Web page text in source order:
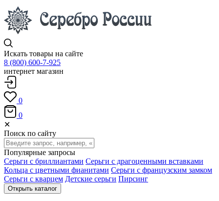
Искать товары на сайте
8 (800) 600-7-925
интернет магазин
0
0
✕
Поиск по сайту
Популярные запросы
Серьги с бриллиантами Серьги с драгоценными вставками
Кольца с цветными фианитами Серьги с французским замком
Серьги с кварцем Детские серьги Пирсинг
Открыть каталог